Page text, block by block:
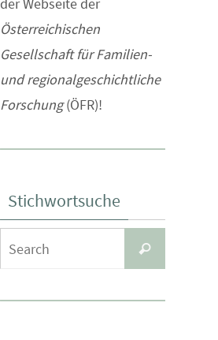
der Webseite der
Österreichischen
Gesellschaft für Familien-
und regionalgeschichtliche
Forschung(ÖFR)!
Stichwortsuche
for:
Search